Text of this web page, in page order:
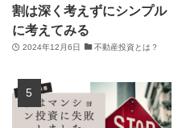
割は深く考えずにシンプル
に考えてみる
2024年12月6日 不動産投資とは？